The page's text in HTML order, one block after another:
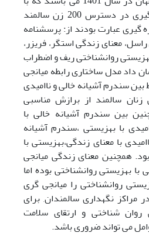
استفاده از روش نمونه‌گیری در دسترس 200 زن سالمند
گیری عبارت بودند از: پرسشنامه
معنای زندگی استگر، فریزر،
روانشناختی ریف و اضطراب
داد مدل ساختاری رابطه میانجی
بین سندرم آشیانه خالی و ناامیدی
زنان سالمند از برازش مناسبی
بین سندرم آشیانه خالی با
با بهزیستی ،سندرم آشیانه
با معنای زندگی،بهزیستی با
همچنین معنای زندگی میانجی
با بهزیستی روانشناختی بوده اما
روانشناختی را میانجی گری
نگهداری سالمندان, برای
شناختی و ارتقای سلامت
می تواند ضروری باشد.